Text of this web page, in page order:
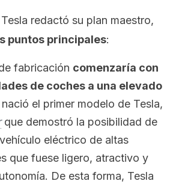
redactó su plan maestro,
puntos principales:
fabricación comenzaría con
de coches a una elevado
el primer modelo de Tesla,
que demostró la posibilidad de
eléctrico de altas
que fuese ligero, atractivo y
De esta forma, Tesla